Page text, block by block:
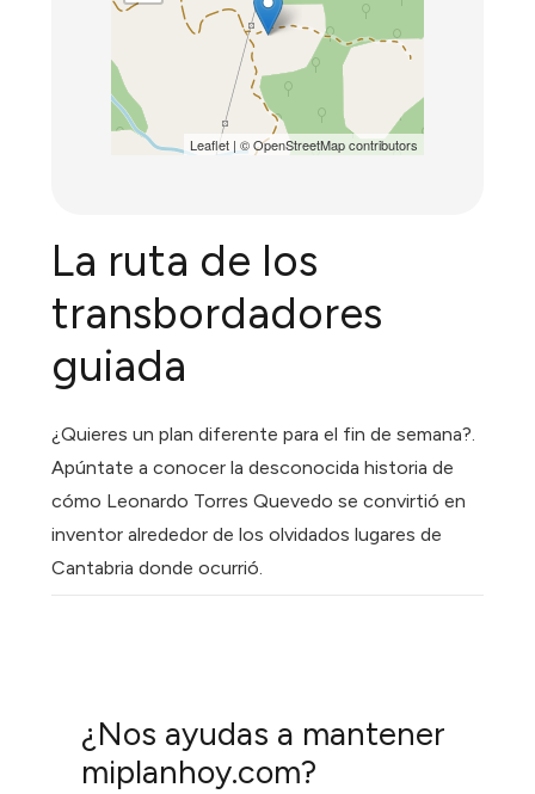
Leaflet| ©OpenStreetMapcontributors
La ruta de los
transbordadores
guiada
¿Quieres un plan diferente para el fin de semana?.
Apúntate a conocer la desconocida historia de
cómo Leonardo Torres Quevedo se convirtió en
inventor alrededor de los olvidados lugares de
Cantabria donde ocurrió.
¿Nos ayudas a mantener
miplanhoy.com?